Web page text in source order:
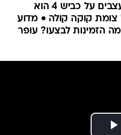
הבסיס לכל הפקקים והעצבים על כביש 4 הוא
קוקה קולה • מדוע
20 שנה ומה הזמינות לבצעו? עופר